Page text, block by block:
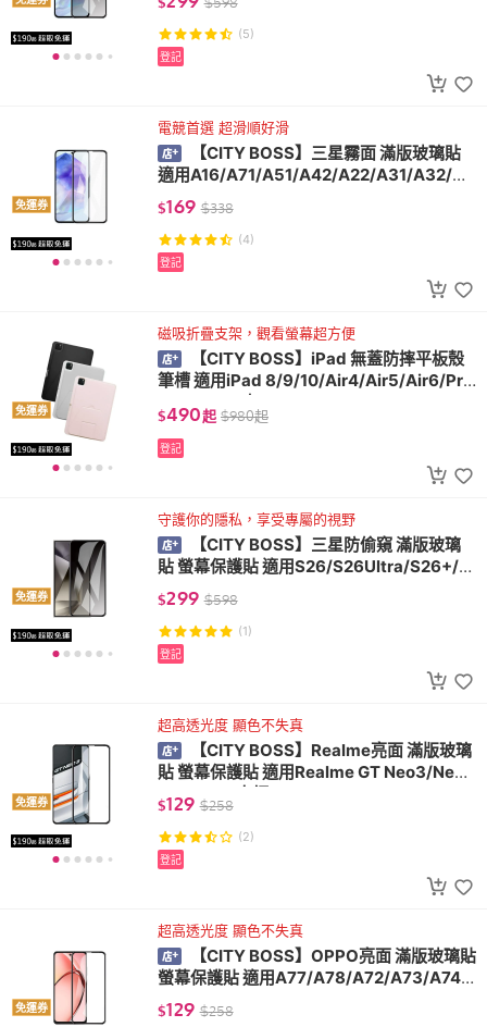
A42/A50/A51/A52/A52S/A53/A54/A5
5/A71/4G/5G
(5)
登記
免運券
電競首選 超滑順好滑
【CITY BOSS】三星霧面 滿版玻璃貼
適用A16/A71/A51/A42/A22/A31/A32/A5
2/A54/A35/A55
$169 $338
(4)
登記
免運券
磁吸折疊支架，觀看螢幕超方便
【CITY BOSS】iPad 無蓋防摔平板殼
筆槽 適用iPad 8/9/10/Air4/Air5/Air6/Pro
$490起 $980起
登記
免運券
守護你的隱私，享受專屬的視野
【CITY BOSS】三星防偷窺 滿版玻璃
貼 螢幕保護貼 適用S26/S26Ultra/S26+/S
22/S23/S24/S25/S25+
$299 $598
(1)
登記
免運券
超高透光度 顯色不失真
【CITY BOSS】Realme亮面 滿版玻璃
貼 螢幕保護貼 適用Realme GT Neo3/Neo
3T/GT/GT大師/Neo 2/GT2 Pro
$129 $258
(2)
登記
免運券
超高透光度 顯色不失真
【CITY BOSS】OPPO亮面 滿版玻璃貼
螢幕保護貼 適用A77/A78/A72/A73/A74/
A54/A55/A38
$129 $258